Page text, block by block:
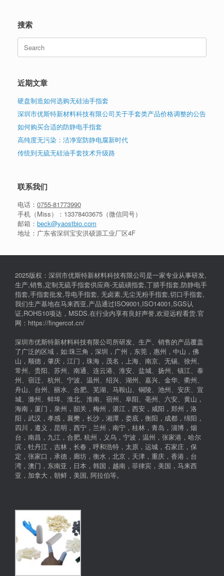
搜索
Search
for:
近期文章
硬盘制造如何选购无硅油手指套
深圳市优斯特新材料科技有限公司关于手套类产品价格调整的公告
如何购买合适的防静电手指套
高纯度无污染：洁净室防静电腐新时代
传统到无硫无硅油手套技术升级路
联系我们
电话： 0755-81773990
手机（Miss）： 13378403675 （微信同号）
邮箱： beck@yaostbio.com
地址：广东省深圳宝安洪硕源工业厂区4F
2025版权：深圳市优斯特新材料科技有限公司是一家专业从事研发,
生产,销售,定制无硫手指套供应商-无硫磺指套,丁腈手指套,防静电手
指套,手指套批发,导电手指套, 无卤素,无尘无粉手指套,切口手指套,
我们生产基地在马来西亚,产品通过ISO9001,ISO14001,SGS认
证,ROHS10项达，MSDS.在行业内享有良好声誉,欢迎远程看货.官
网：https://fingercot.cn/
深圳市优斯特新材料科技有限公司所研发、生产、销售的产品覆盖
了广泛的区域，如:珠三角，深圳，广州，东莞，惠州，中山，佛
山，顺德，肇庆，江门，珠海，茂名，上海、南京、无锡、徐州、
常州、贵阳、苏州、南通、连云港、淮安、盐城、扬州、镇江、泰
州、宿迁、杭州、宁波、温州、绍兴、湖州、嘉兴、金华、衢州、
舟山、台州、丽水、合肥、芜湖、马鞍山、铜陵、池州、安庆、宣
城、滁州、蚌埠、淮北、淮南、宿州、阜阳、亳州、六安、黄山，
海南，厦门，泉州，韶关，梅州，湛江，西安，咸阳，郑州，洛
阳，武汉，孝感，襄樊，长沙，湘潭，娄底，衡阳，成都，绵阳，
四川，遵义，昆明，西宁，兰州，南宁，桂林，青岛，淄博，烟
台，南昌，九江，合肥, 杭州，义乌，宁波，温州，张家港，哈尔
滨，牡丹江，吉林，长春，呼和浩特，太原，运城，石家庄，保
定，张家口，承德，廊坊，衡水，北京，天津，重庆，香港，台
湾，澳门，东南亚，日本，韩国，越南，菲律宾，美国，马来西
亚，加拿大，朝鲜，美国, 阿拉伯等。